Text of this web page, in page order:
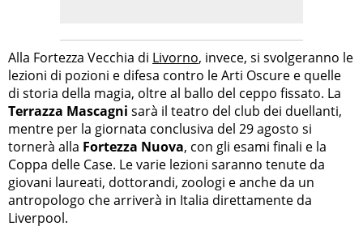
Alla Fortezza Vecchia di Livorno, invece, si svolgeranno le
lezioni di pozioni e difesa contro le Arti Oscure e quelle
di storia della magia, oltre al ballo del ceppo fissato. La
Terrazza Mascagni sarà il teatro del club dei duellanti,
mentre per la giornata conclusiva del 29 agosto si
tornerà alla Fortezza Nuova, con gli esami finali e la
Coppa delle Case. Le varie lezioni saranno tenute da
giovani laureati, dottorandi, zoologi e anche da un
antropologo che arriverà in Italia direttamente da
Liverpool.